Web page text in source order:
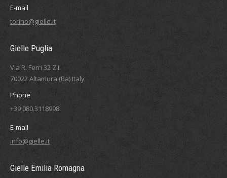
E-mail
torino@gielle.it
Gielle Puglia
Via R. Ferri 32 Z.I.
70022 Altamura (Ba) Italy
Phone
+39 080.3118998
E-mail
info@gielle.it
Gielle Emilia Romagna